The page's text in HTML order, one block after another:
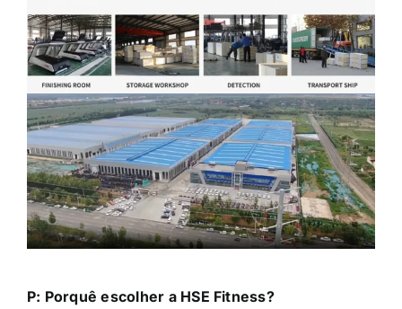
R: Somos especializados no fabrico de